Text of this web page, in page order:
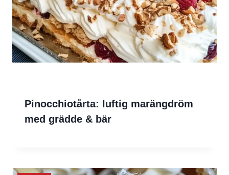
Pinocchiotårta: luftig marängdröm
med grädde & bär